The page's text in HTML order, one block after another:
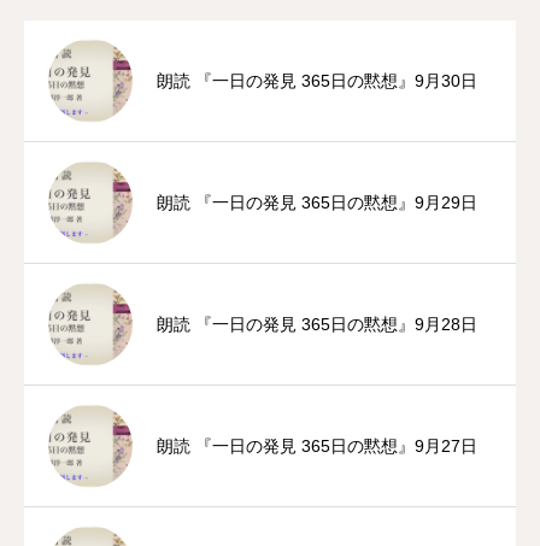
朗読 『一日の発見 365日の黙想』9月30日
朗読 『一日の発見 365日の黙想』9月29日
朗読 『一日の発見 365日の黙想』9月28日
朗読 『一日の発見 365日の黙想』9月27日